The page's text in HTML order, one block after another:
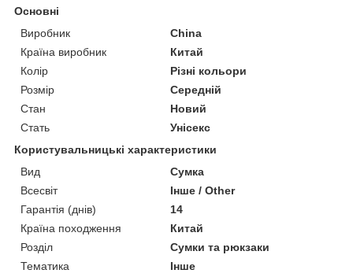
Основні
Виробник
China
Країна виробник
Китай
Колір
Різні кольори
Розмір
Середній
Стан
Новий
Стать
Унісекс
Користувальницькі характеристики
Вид
Сумка
Всесвіт
Інше / Other
Гарантія (днів)
14
Країна походження
Китай
Розділ
Сумки та рюкзаки
Тематика
Інше